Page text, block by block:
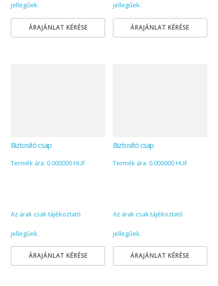
jellegűek.
ÁRAJÁNLAT KÉRÉSE
jellegűek.
ÁRAJÁNLAT KÉRÉSE
Biztosító csap
Termék ára: 0.000000 HUF
Az árak csak tájékoztató
jellegűek.
ÁRAJÁNLAT KÉRÉSE
Biztosító csap
Termék ára: 0.000000 HUF
Az árak csak tájékoztató
jellegűek.
ÁRAJÁNLAT KÉRÉSE